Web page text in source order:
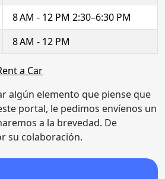
8 AM - 12 PM 2:30–6:30 PM
8 AM - 12 PM
a Car
algún elemento que piense que
portal, le pedimos envíenos un
a la brevedad. De
su colaboración.